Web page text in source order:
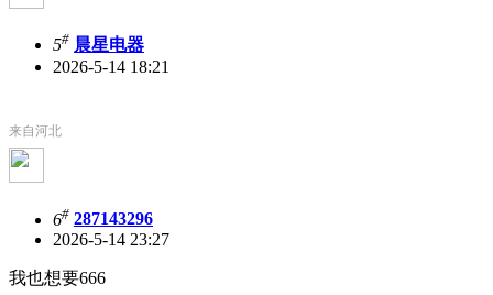
5# 晨星电器
2026-5-14 18:21
来自河北
6# 287143296
2026-5-14 23:27
我也想要666